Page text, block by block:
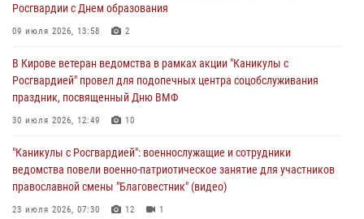
В Кирове офицер Росгвардии стал победителем открытого
шахматного турнира
Директор Росгвардии Герой России генерал армии Виктор Золотов
поздравил специалистов подразделений тыла с профессиональным
праздником
Росгвардии с Днем образования
09 июля 2026, 13:58 2
В Кирове ветеран ведомства в рамках акции "Каникулы с
Росгвардией" провел для подопечных центра соцобслуживания
праздник, посвященный Дню ВМФ
30 июля 2026, 12:49 10
"Каникулы с Росгвардией": военнослужащие и сотрудники
ведомства повели военно-патриотическое занятие для участников
православной смены "Благовестник" (видео)
23 июля 2026, 07:30 12 1